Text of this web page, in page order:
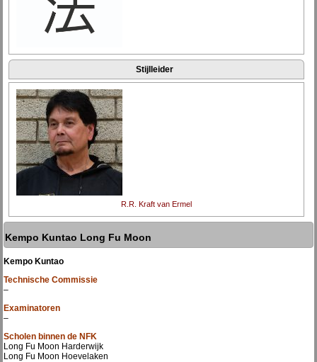
Stijlleider
R.R. Kraft van Ermel
Kempo Kuntao Long Fu Moon
Kempo Kuntao
Technische Commissie
–
Examinatoren
–
Scholen binnen de NFK
Long Fu Moon Harderwijk
Long Fu Moon Hoevelaken